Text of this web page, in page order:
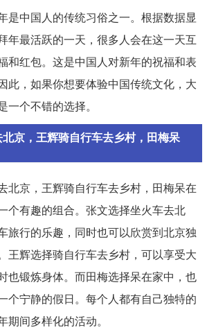
是中国人的传统习俗之一。根据数据显
年最活跃的一天，很多人会在这一天互
和红包。这是中国人对新年的祝福和表
此，如果你想要体验中国传统文化，大
个不错的选择。
京，王辉骑自行车去乡村，田梅呆
北京，王辉骑自行车去乡村，田梅呆在
个有趣的组合。张文选择坐火车去北
旅行的乐趣，同时也可以欣赏到北京独
王辉选择骑自行车去乡村，可以享受大
也锻炼身体。而田梅选择呆在家中，也
个宁静的假日。每个人都有自己独特的
期间多样化的活动。